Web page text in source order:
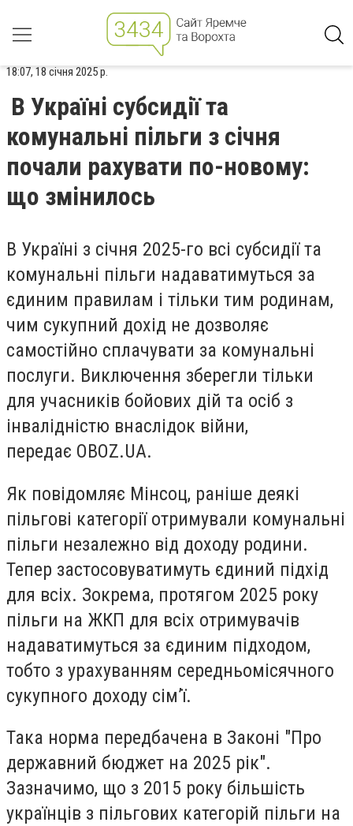
18:07, 18 січня 2025 р.
В Україні субсидії та
комунальні пільги з січня
почали рахувати по-новому:
що змінилось
В Україні з січня 2025-го всі субсидії та
комунальні пільги надаватимуться за
єдиним правилам і тільки тим родинам,
чим сукупний дохід не дозволяє
самостійно сплачувати за комунальні
послуги. Виключення зберегли тільки
для учасників бойових дій та осіб з
інвалідністю внаслідок війни,
передає OBOZ.UA.
Як повідомляє Мінсоц, раніше деякі
пільгові категорії отримували комунальні
пільги незалежно від доходу родини.
Тепер застосовуватимуть єдиний підхід
для всіх. Зокрема, протягом 2025 року
пільги на ЖКП для всіх отримувачів
надаватимуться за єдиним підходом,
тобто з урахуванням середньомісячного
сукупного доходу сім’ї.
Така норма передбачена в Законі "Про
державний бюджет на 2025 рік".
Зазначимо, що з 2015 року більшість
українців з пільгових категорій пільги на